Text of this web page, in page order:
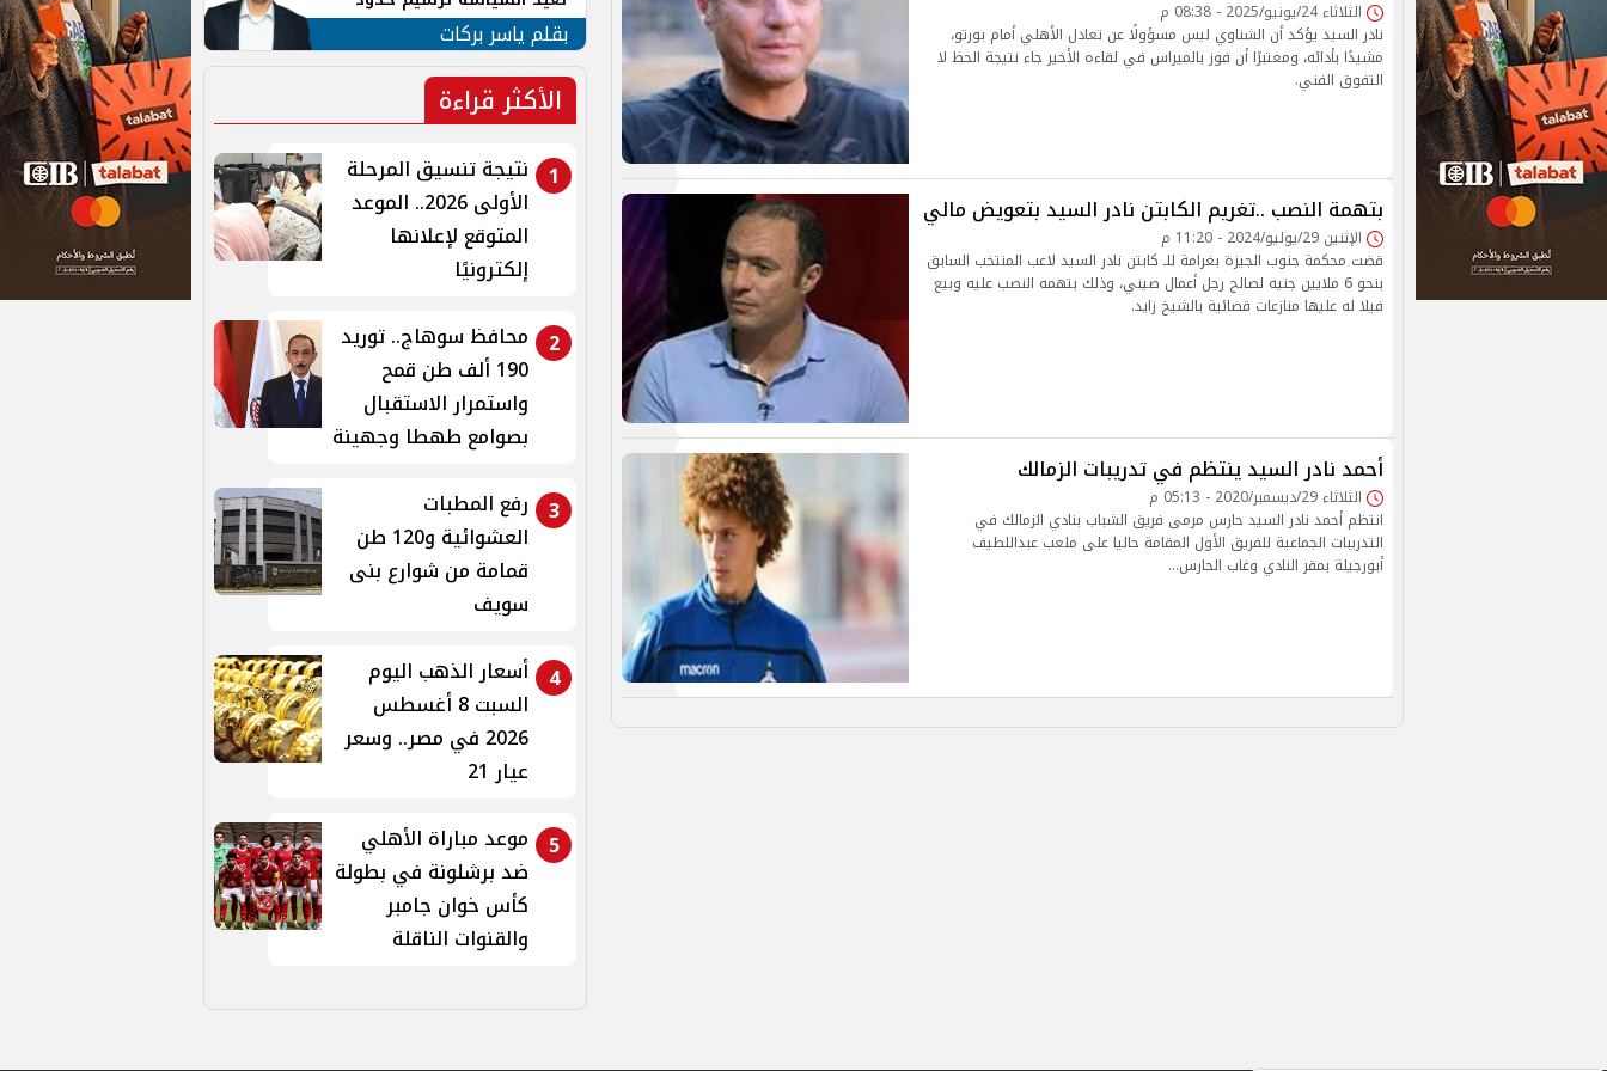
الثلاثاء 24/يونيو/2025 - 08:38 م
نادر السيد يؤكد أن الشناوي ليس مسؤولًا عن تعادل الأهلي أمام بورتو،
مشيدًا بأدائه، ومعتبرًا أن فوز بالميراس في لقاءه الأخير جاء نتيجة الحظ لا
التفوق الفني.
بتهمة النصب ..تغريم الكابتن نادر السيد بتعويض مالي
الإثنين 29/يوليو/2024 - 11:20 م
قضت محكمة جنوب الجيزة بغرامة للـ كابتن نادر السيد لاعب المنتخب السابق
بنحو 6 ملايين جنيه لصالح رجل أعمال صيني، وذلك بتهمه النصب عليه وبيع
فيلا له عليها منازعات قضائية بالشيخ زايد.
أحمد نادر السيد ينتظم في تدريبات الزمالك
الثلاثاء 29/ديسمبر/2020 - 05:13 م
انتظم أحمد نادر السيد حارس مرمى فريق الشباب بنادي الزمالك في
التدريبات الجماعية للفريق الأول المقامة حاليا على ملعب عبداللطيف
أبورجيلة بمقر النادي وغاب الحارس…
الأمن القومي العربي
بقلم ياسر بركات
الأكثر قراءة
1
نتيجة تنسيق المرحلة
الأولى 2026.. الموعد
المتوقع لإعلانها
إلكترونيًا
2
محافظ سوهاج.. توريد
190 ألف طن قمح
واستمرار الاستقبال
بصوامع طهطا وجهينة
3 رفع المطبات
العشوائية و120 طن
قمامة من شوارع بنى
سويف
4
أسعار الذهب اليوم
السبت 8 أغسطس
2026 في مصر.. وسعر
عيار 21
5
موعد مباراة الأهلي
ضد برشلونة في بطولة
كأس خوان جامبر
والقنوات الناقلة